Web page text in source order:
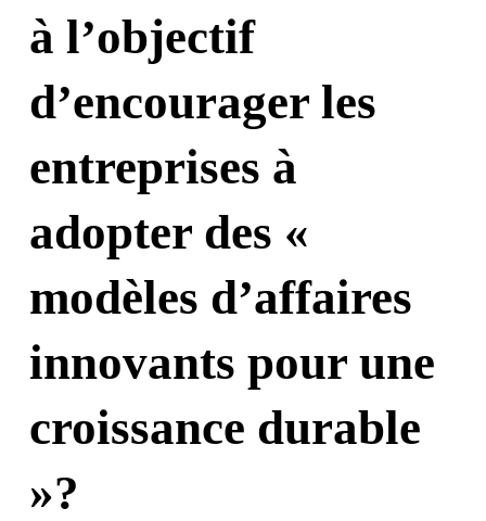
à l’objectif
d’encourager les
entreprises à
adopter des «
modèles d’affaires
innovants pour une
croissance durable
»?